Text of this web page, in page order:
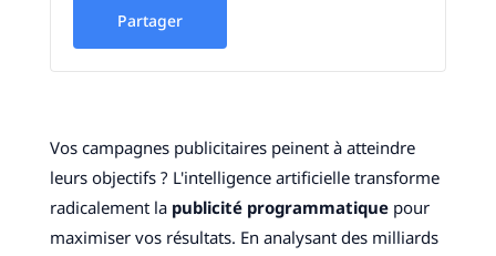
Partager
Vos campagnes publicitaires peinent à atteindre
leurs objectifs ? L'intelligence artificielle transforme
radicalement la publicité programmatiquepour
maximiser vos résultats. En analysant des milliards